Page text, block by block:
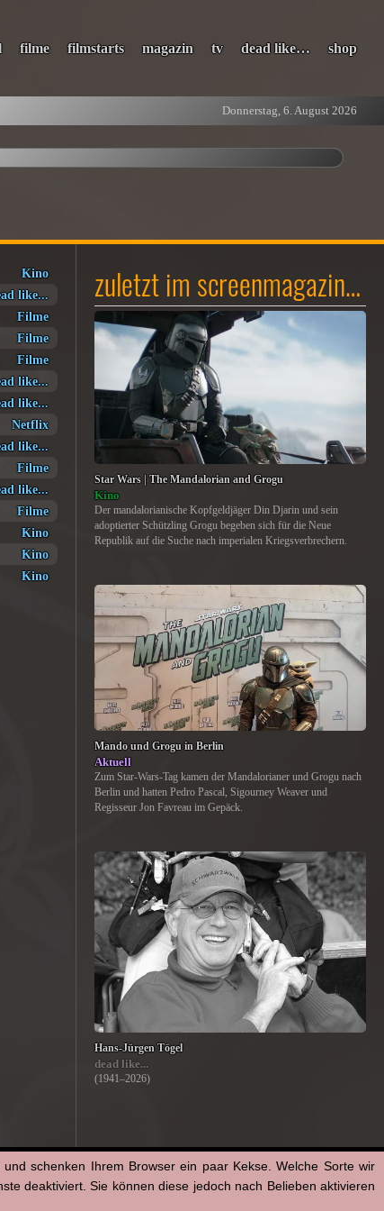
filme filmstarts magazin tv dead like… shop
Donnerstag, 6. August 2026
Kino
like...
Filme
Filme
Filme
like...
like...
Netflix
like...
Filme
like...
Filme
Kino
Kino
Kino
zuletzt im screenmagazin…
Star Wars | The Mandalorian and Grogu
Kino
Der mandalorianische Kopfgeldjäger Din Djarin und sein
adoptierter Schützling Grogu begeben sich für die Neue
Republik auf die Suche nach imperialen Kriegsverbrechern.
Mando und Grogu in Berlin
Aktuell
Zum Star-Wars-Tag kamen der Mandalorianer und Grogu nach
Berlin und hatten Pedro Pascal, Sigourney Weaver und
Regisseur Jon Favreau im Gepäck.
Hans-Jürgen Tögel
dead like...
(1941–2026)
schenken Ihrem Browser ein paar Kekse. Welche Sorte wir
deaktiviert. Sie können diese jedoch nach Belieben aktivieren